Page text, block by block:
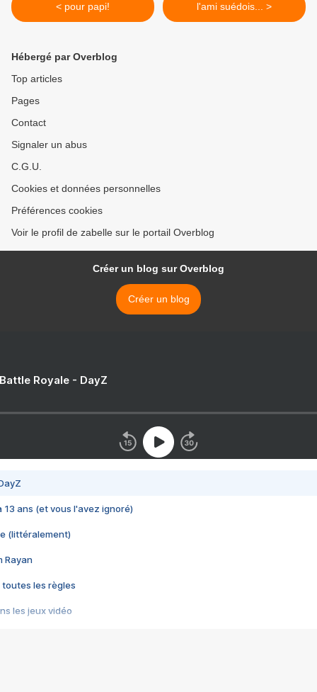
< pour papi! l'ami suédois... >
Hébergé par Overblog
Top articles
Pages
Contact
Signaler un abus
C.G.U.
Cookies et données personnelles
Préférences cookies
Voir le profil de zabelle sur le portail Overblog
Créer un blog sur Overblog
Créer un blog
Royale - DayZ
13 ans (et vous l'avez ignoré)
(littéralement)
Rayan
toutes les règles
les jeux vidéo